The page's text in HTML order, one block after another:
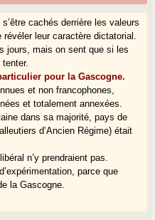
cachés derrière les valeurs
leur caractère dictatorial.
jours, mais on sent que si les
pour la Gascogne.
et non francophones,
et totalement annexées.
dans sa majorité, pays de
d’Ancien Régime) était
n’y prendraient pas.
parce que
la Gascogne.